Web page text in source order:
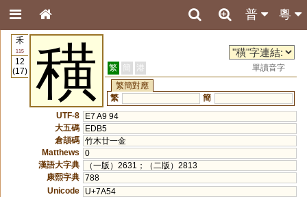
粵
普
禾
115
12
(17)
穔 繁 簡 港
單讀音字
繁簡對應
繁
簡
UTF-8
E7 A9 94
大五碼
EDB5
倉頡碼 竹木廿一金
Matthews
0
漢語大字典
（一版）2631；（二版）2813
康熙字典 788
Unicode
U+7A54